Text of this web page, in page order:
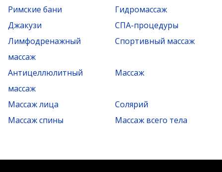
Римские бани
Гидромассаж
Джакузи
СПА-процедуры
Лимфодренажный
массаж
Спортивный массаж
Антицеллюлитный
массаж
Массаж
Массаж лица
Солярий
Массаж спины
Массаж всего тела